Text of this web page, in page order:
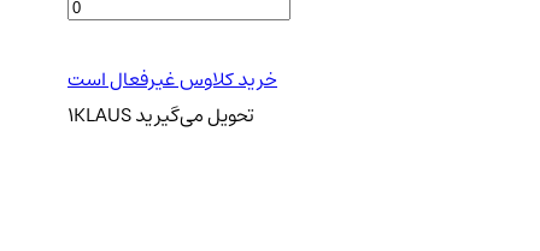
خرید کلاوس غیرفعال است
1KLAUS تحویلمی‌گیرید